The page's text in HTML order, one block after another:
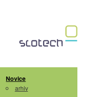
Novice
arhiv